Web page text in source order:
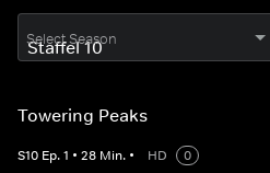
Select Season
Towering Peaks
S10 Ep.1 • 28 Min. • HD
0